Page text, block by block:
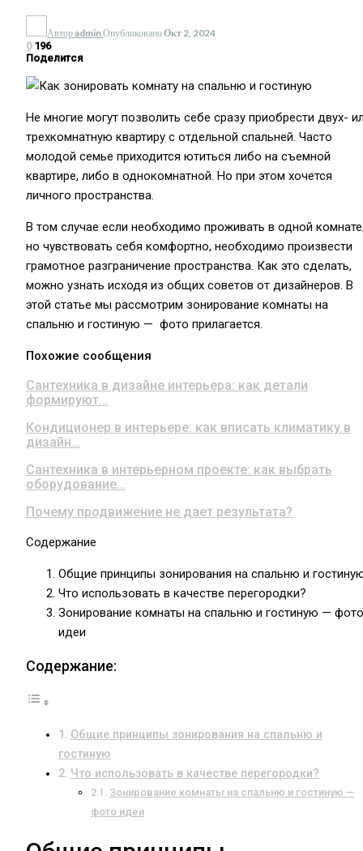
АвторadminОпубликованоОкт 2, 2024
0 196
Поделится
Не многие могут позволить себе сразу приобрести двух-
трехкомнатную квартиру с отдельной спальней. Часто
молодой семье приходится ютиться либо на съемной
квартире, либо в однокомнатной. Но при этом хочется
личного пространства.
В том случае если необходимо проживать в одной
но чувствовать себя комфортно, необходимо произвести
грамотное разграничение пространства. Как это сделать,
можно узнать исходя из общих советов от дизайнеров. В
этой статье мы рассмотрим зонирование комнаты на
спальню и гостиную — фото прилагается.
Похожие сообщения
Сантехника в дизайне интерьера: как детали
формируют…
Кондиционер в интерьере: как вписать климатику в
дизайн…
Сантехника в интерьерном проекте: как выбрать
оборудование…
Почему продвижение не дает результата?
Содержание
Общие принципы зонирования на спальню и
Что использовать в качестве перегородки?
Зонирование комнаты на спальню и гостиную — фото
идеи
Содержание:
Общие принципы зонирования на спальню и
гостиную
Что использовать в качестве перегородки?
Зонирование комнаты на спальню и гостиную —
фото идеи